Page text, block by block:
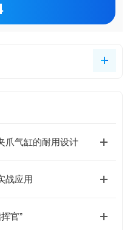
爪气缸的耐用设计
战应用
官”